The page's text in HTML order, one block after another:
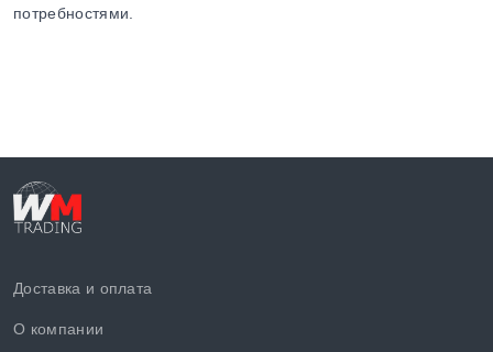
потребностями.
Доставка и оплата
О компании